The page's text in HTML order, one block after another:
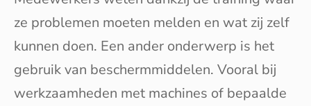
ze problemen moeten melden en wat zij zelf
kunnen doen. Een ander onderwerp is het
gebruik van beschermmiddelen. Vooral bij
werkzaamheden met machines of bepaalde